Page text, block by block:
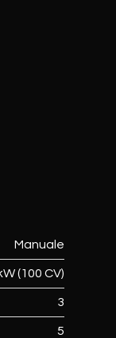
Manuale
(100 CV)
3
5